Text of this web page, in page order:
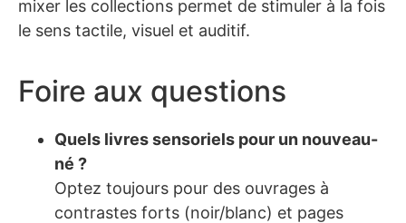
mixer les collections permet de stimuler à la fois
le sens tactile, visuel et auditif.
Foire aux questions
Quels livres sensoriels pour un nouveau-
né ?
Optez toujours pour des ouvrages à
contrastes forts (noir/blanc) et pages